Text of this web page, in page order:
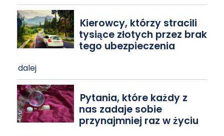
Kierowcy, którzy stracili
tysiące złotych przez brak
tego ubezpieczenia
dalej
Pytania, które każdy z
nas zadaje sobie
przynajmniej raz w życiu